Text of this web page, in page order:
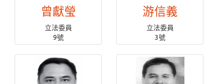
曾獻瑩
立法委員
9號
游信義
立法委員
3號